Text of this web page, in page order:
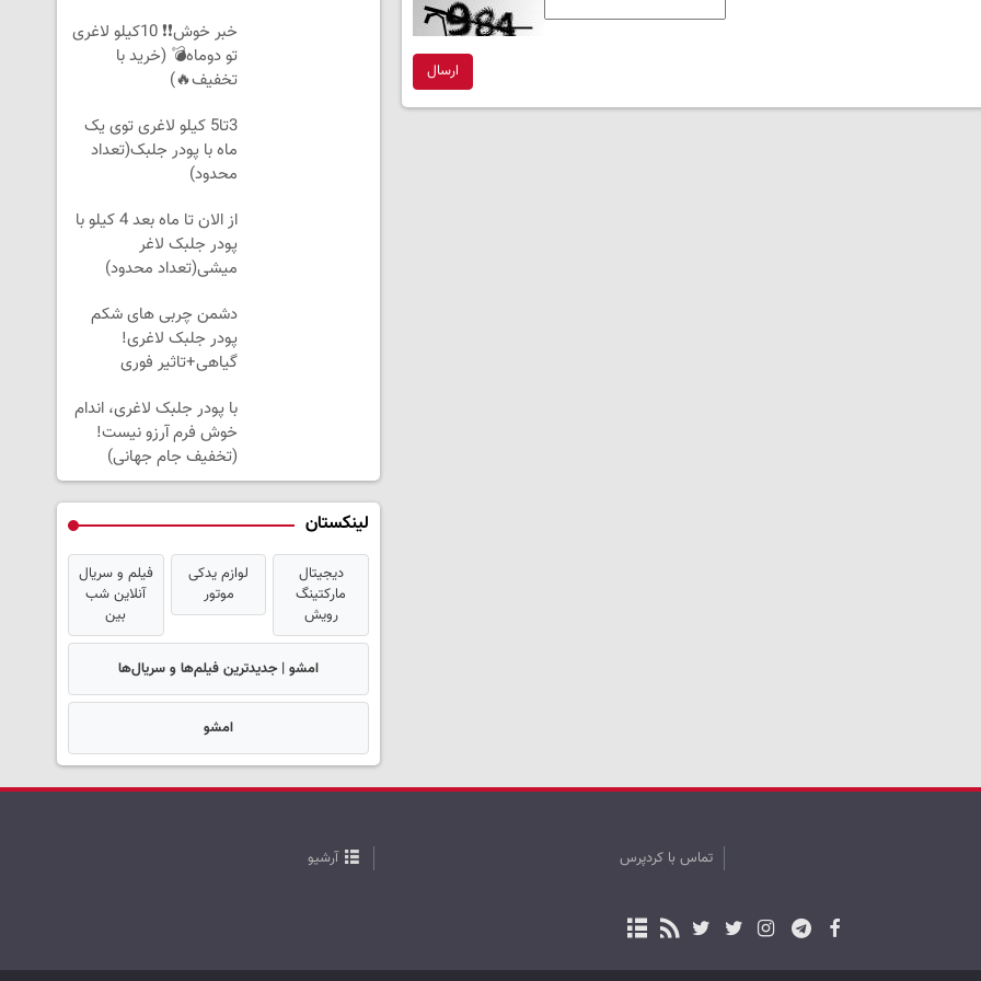
ارسال
خبر خوش❗❗ 10کیلو لاغری
تو دوماه💣 (خرید با
تخفیف🔥)
3تا5 کیلو لاغری توی یک
ماه با پودر جلبک(تعداد
محدود)
از الان تا ماه بعد 4 کیلو با
پودر جلبک لاغر
میشی(تعداد محدود)
دشمن چربی های شکم
پودر جلبک لاغری!
گیاهی+تاثیر فوری
با پودر جلبک لاغری، اندام
خوش فرم آرزو نیست!
(تخفیف جام جهانی)
لینکستان
دیجیتال
مارکتینگ
رویش
لوازم یدکی
موتور
فیلم و سریال
آنلاین شب
بین
امشو | جدیدترین فیلم‌ها و سریال‌ها
امشو
تماس با کردپرس آرشیو